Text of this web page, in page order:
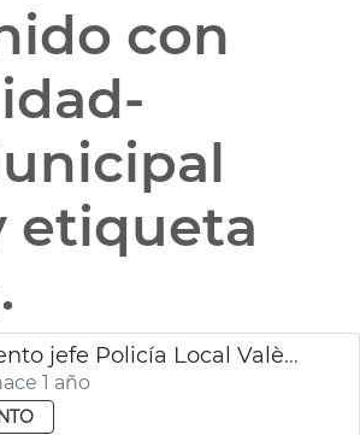
con
etiqueta
.
Nombramiento jefe Policía Local València comisario Albendín
1 año